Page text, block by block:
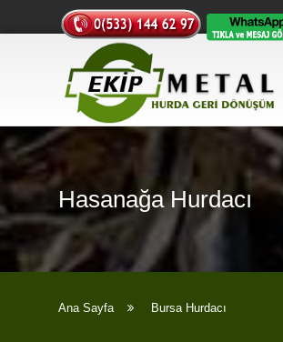
Hasanağa Hurdacı
Ana Sayfa Bursa Hurdacı